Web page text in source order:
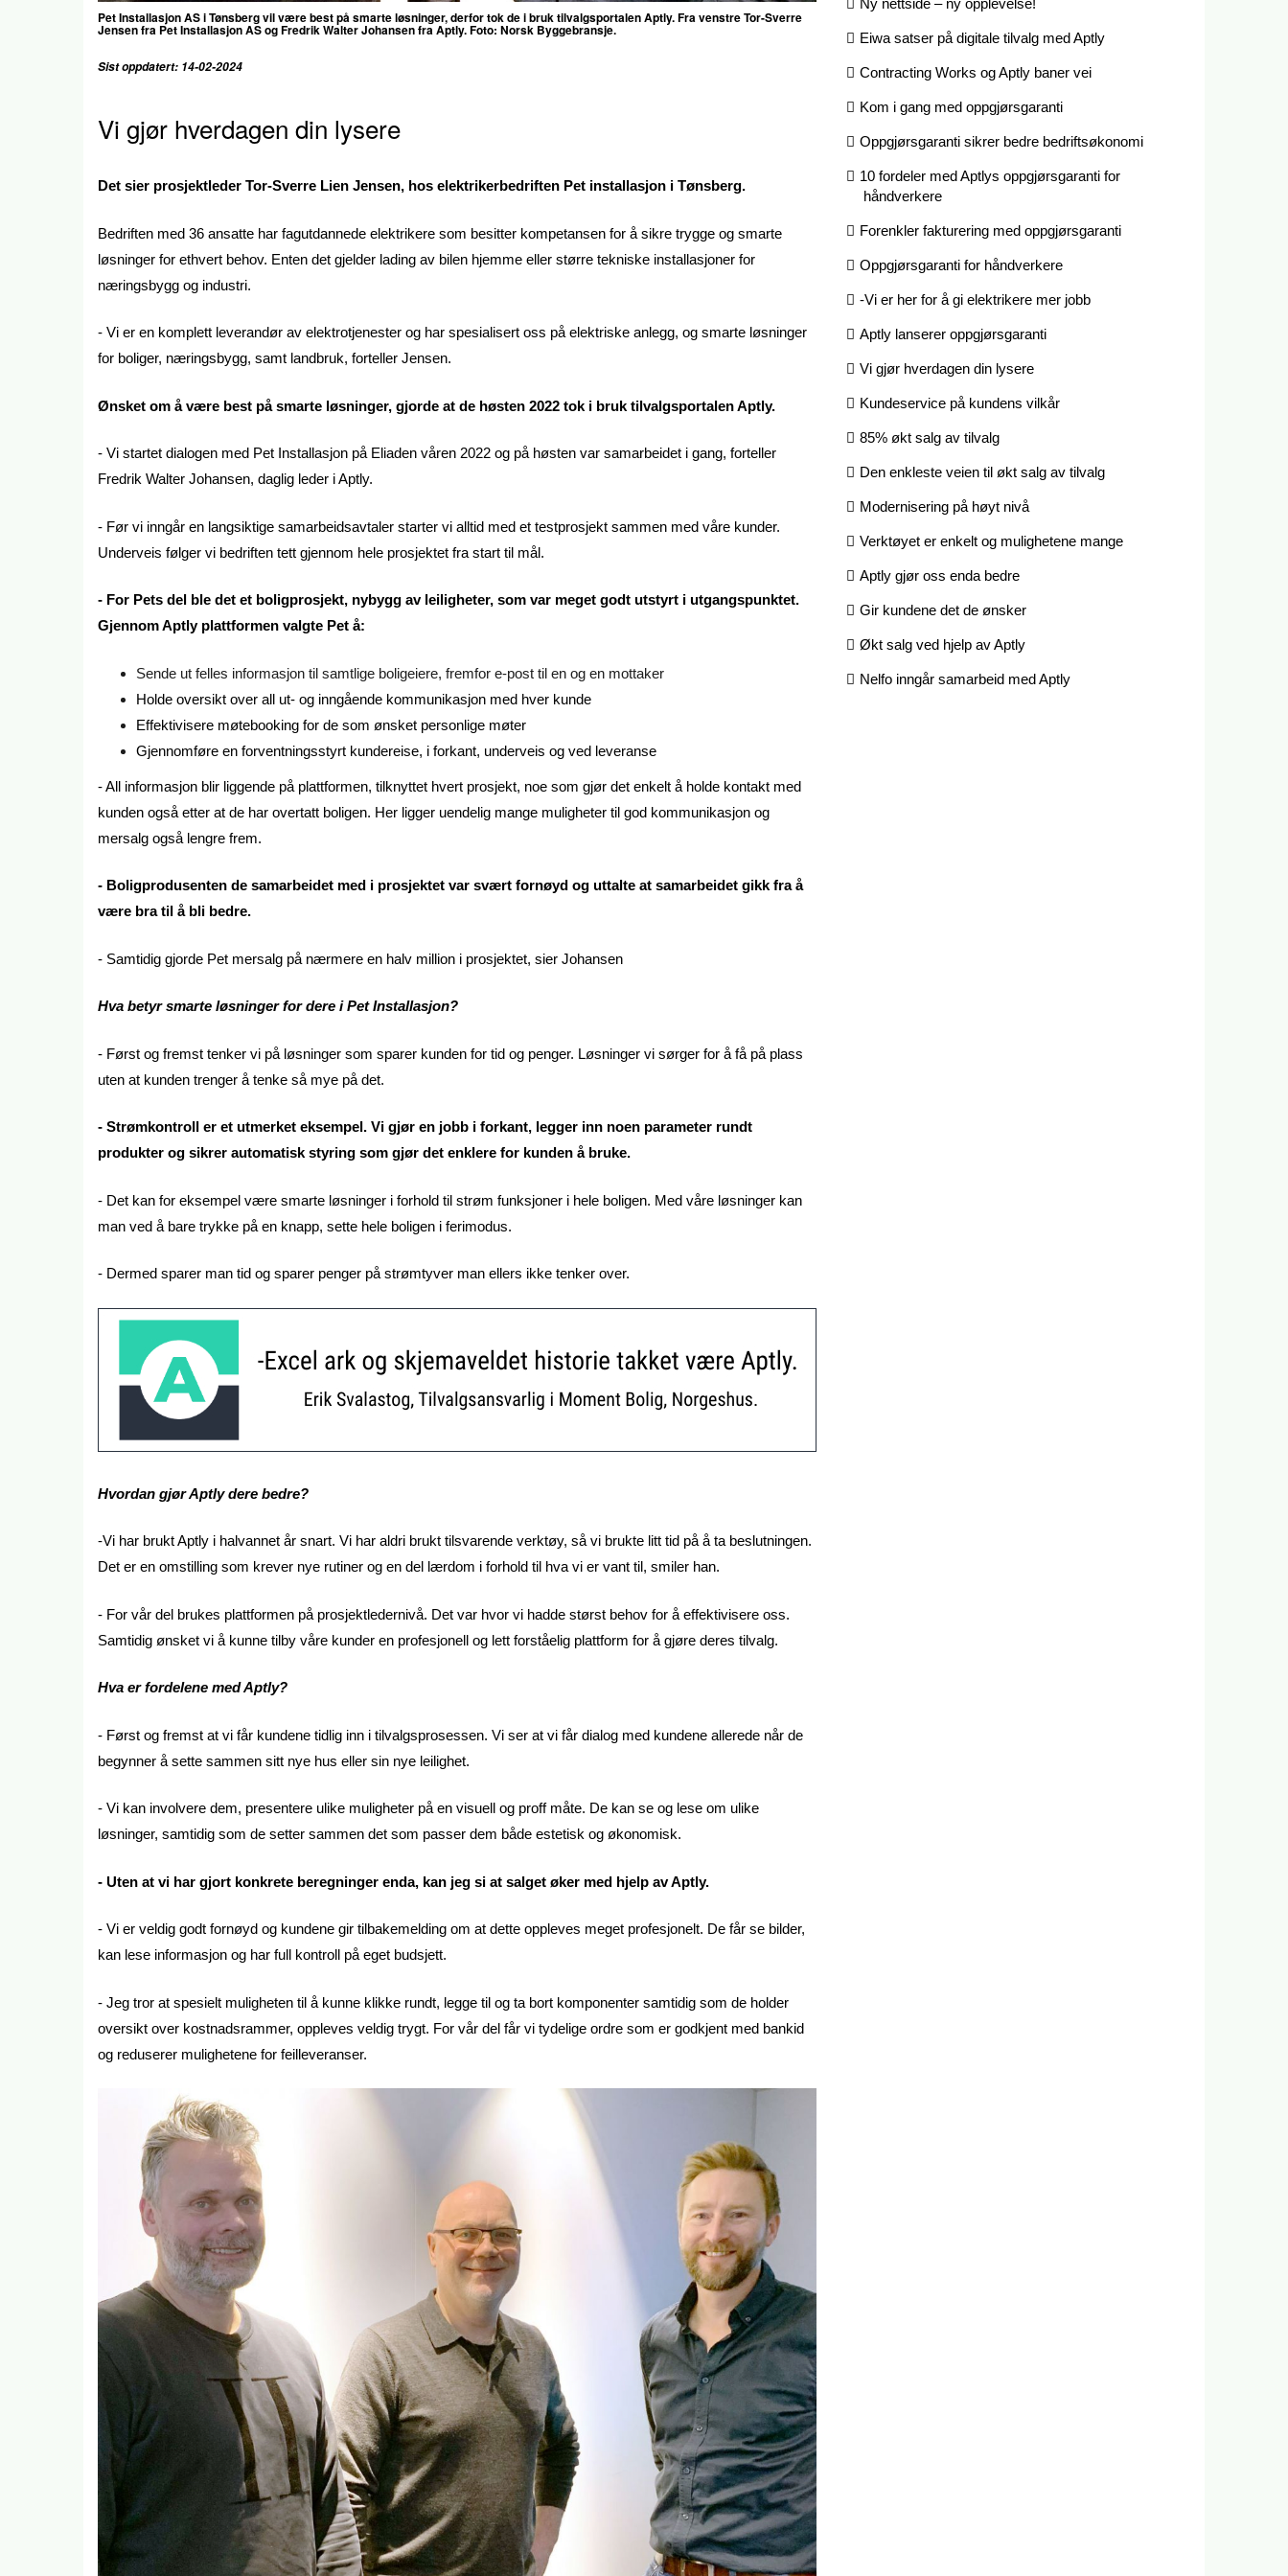
Pet Installasjon AS i Tønsberg vil være best på smarte løsninger, derfor tok de i bruk tilvalgsportalen Aptly. Fra venstre Tor-Sverre
Jensen fra Pet Installasjon AS og Fredrik Walter Johansen fra Aptly. Foto: Norsk Byggebransje.
Sist oppdatert: 14-02-2024
Vi gjør hverdagen din lysere
Det sier prosjektleder Tor-Sverre Lien Jensen, hos elektrikerbedriften Pet installasjon i Tønsberg.
Bedriften med 36 ansatte har fagutdannede elektrikere som besitter kompetansen for å sikre trygge og smarte
løsninger for ethvert behov. Enten det gjelder lading av bilen hjemme eller større tekniske installasjoner for
næringsbygg og industri.
- Vi er en komplett leverandør av elektrotjenester og har spesialisert oss på elektriske anlegg, og smarte løsninger
for boliger, næringsbygg, samt landbruk, forteller Jensen.
Ønsket om å være best på smarte løsninger, gjorde at de høsten 2022 tok i bruk tilvalgsportalen Aptly.
- Vi startet dialogen med Pet Installasjon på Eliaden våren 2022 og på høsten var samarbeidet i gang, forteller
Fredrik Walter Johansen, daglig leder i Aptly.
- Før vi inngår en langsiktige samarbeidsavtaler starter vi alltid med et testprosjekt sammen med våre kunder.
Underveis følger vi bedriften tett gjennom hele prosjektet fra start til mål.
- For Pets del ble det et boligprosjekt, nybygg av leiligheter, som var meget godt utstyrt i utgangspunktet.
Gjennom Aptly plattformen valgte Pet å:
Sende ut felles informasjon til samtlige boligeiere, fremfor e-post til en og en mottaker
Holde oversikt over all ut- og inngående kommunikasjon med hver kunde
Effektivisere møtebooking for de som ønsket personlige møter
Gjennomføre en forventningsstyrt kundereise, i forkant, underveis og ved leveranse
- All informasjon blir liggende på plattformen, tilknyttet hvert prosjekt, noe som gjør det enkelt å holde kontakt med
kunden også etter at de har overtatt boligen. Her ligger uendelig mange muligheter til god kommunikasjon og
mersalg også lengre frem.
- Boligprodusenten de samarbeidet med i prosjektet var svært fornøyd og uttalte at samarbeidet gikk fra å
være bra til å bli bedre.
- Samtidig gjorde Pet mersalg på nærmere en halv million i prosjektet, sier Johansen
Hva betyr smarte løsninger for dere i Pet Installasjon?
- Først og fremst tenker vi på løsninger som sparer kunden for tid og penger. Løsninger vi sørger for å få på plass
uten at kunden trenger å tenke så mye på det.
- Strømkontroll er et utmerket eksempel. Vi gjør en jobb i forkant, legger inn noen parameter rundt
produkter og sikrer automatisk styring som gjør det enklere for kunden å bruke.
- Det kan for eksempel være smarte løsninger i forhold til strøm funksjoner i hele boligen. Med våre løsninger kan
man ved å bare trykke på en knapp, sette hele boligen i ferimodus.
- Dermed sparer man tid og sparer penger på strømtyver man ellers ikke tenker over.
Hvordan gjør Aptly dere bedre?
-Vi har brukt Aptly i halvannet år snart. Vi har aldri brukt tilsvarende verktøy, så vi brukte litt tid på å ta beslutningen.
Det er en omstilling som krever nye rutiner og en del lærdom i forhold til hva vi er vant til, smiler han.
- For vår del brukes plattformen på prosjektledernivå. Det var hvor vi hadde størst behov for å effektivisere oss.
Samtidig ønsket vi å kunne tilby våre kunder en profesjonell og lett forståelig plattform for å gjøre deres tilvalg.
Hva er fordelene med Aptly?
- Først og fremst at vi får kundene tidlig inn i tilvalgsprosessen. Vi ser at vi får dialog med kundene allerede når de
begynner å sette sammen sitt nye hus eller sin nye leilighet.
- Vi kan involvere dem, presentere ulike muligheter på en visuell og proff måte. De kan se og lese om ulike
løsninger, samtidig som de setter sammen det som passer dem både estetisk og økonomisk.
- Uten at vi har gjort konkrete beregninger enda, kan jeg si at salget øker med hjelp av Aptly.
- Vi er veldig godt fornøyd og kundene gir tilbakemelding om at dette oppleves meget profesjonelt. De får se bilder,
kan lese informasjon og har full kontroll på eget budsjett.
- Jeg tror at spesielt muligheten til å kunne klikke rundt, legge til og ta bort komponenter samtidig som de holder
oversikt over kostnadsrammer, oppleves veldig trygt. For vår del får vi tydelige ordre som er godkjent med bankid
og reduserer mulighetene for feilleveranser.
Ny nettside – ny opplevelse!
Eiwa satser på digitale tilvalg med Aptly
Contracting Works og Aptly baner vei
Kom i gang med oppgjørsgaranti
Oppgjørsgaranti sikrer bedre bedriftsøkonomi
10 fordeler med Aptlys oppgjørsgaranti for
håndverkere
Forenkler fakturering med oppgjørsgaranti
Oppgjørsgaranti for håndverkere
-Vi er her for å gi elektrikere mer jobb
Aptly lanserer oppgjørsgaranti
Vi gjør hverdagen din lysere
Kundeservice på kundens vilkår
85% økt salg av tilvalg
Den enkleste veien til økt salg av tilvalg
Modernisering på høyt nivå
Verktøyet er enkelt og mulighetene mange
Aptly gjør oss enda bedre
Gir kundene det de ønsker
Økt salg ved hjelp av Aptly
Nelfo inngår samarbeid med Aptly